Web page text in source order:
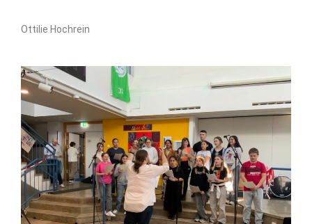
Ottilie Hochrein